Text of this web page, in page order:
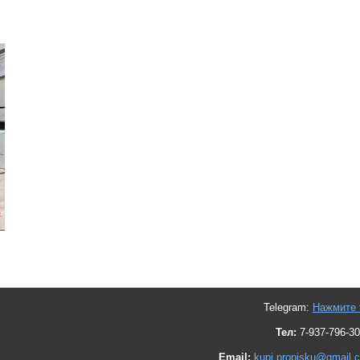
Telegram: Нажмите
Тел: 7-937-796-
Email: